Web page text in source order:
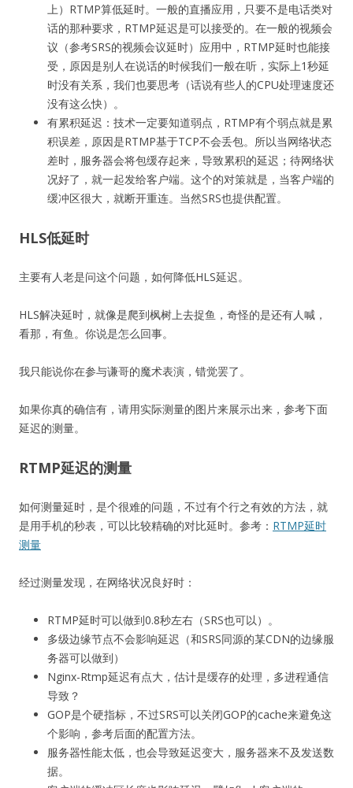
上）RTMP算低延时。一般的直播应用，只要不是电话类对
话的那种要求，RTMP延迟是可以接受的。在一般的视频会
议（参考SRS的视频会议延时）应用中，RTMP延时也能接
受，原因是别人在说话的时候我们一般在听，实际上1秒延
时没有关系，我们也要思考（话说有些人的CPU处理速度还
没有这么快）。
有累积延迟：技术一定要知道弱点，RTMP有个弱点就是累
积误差，原因是RTMP基于TCP不会丢包。所以当网络状态
差时，服务器会将包缓存起来，导致累积的延迟；待网络状
况好了，就一起发给客户端。这个的对策就是，当客户端的
缓冲区很大，就断开重连。当然SRS也提供配置。
HLS低延时
主要有人老是问这个问题，如何降低HLS延迟。
HLS解决延时，就像是爬到枫树上去捉鱼，奇怪的是还有人喊，
看那，有鱼。你说是怎么回事。
我只能说你在参与谦哥的魔术表演，错觉罢了。
如果你真的确信有，请用实际测量的图片来展示出来，参考下面
延迟的测量。
RTMP延迟的测量
如何测量延时，是个很难的问题，不过有个行之有效的方法，就
是用手机的秒表，可以比较精确的对比延时。参考： RTMP延时
测量
经过测量发现，在网络状况良好时：
RTMP延时可以做到0.8秒左右（SRS也可以）。
多级边缘节点不会影响延迟（和SRS同源的某CDN的边缘服
务器可以做到）
Nginx-Rtmp延迟有点大，估计是缓存的处理，多进程通信
导致？
GOP是个硬指标，不过SRS可以关闭GOP的cache来避免这
个影响，参考后面的配置方法。
服务器性能太低，也会导致延迟变大，服务器来不及发送数
据。